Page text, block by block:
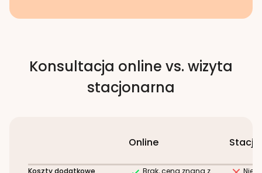
Konsultacja online vs. wizyta
stacjonarna
Online
Koszty dodatkowe
Brak, cena znana z